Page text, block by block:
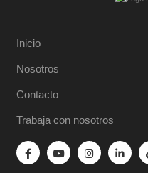
Inicio
Nosotros
Contacto
Trabaja con nosotros